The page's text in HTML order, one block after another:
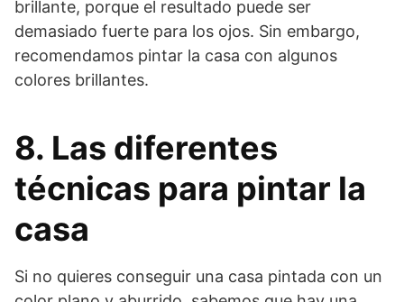
brillante, porque el resultado puede ser
demasiado fuerte para los ojos. Sin embargo,
recomendamos pintar la casa con algunos
colores brillantes.
8. Las diferentes
técnicas para pintar la
casa
Si no quieres conseguir una casa pintada con un